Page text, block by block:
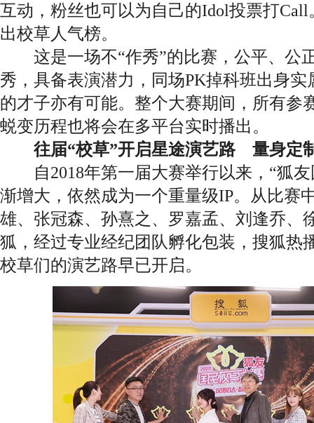
互动，粉丝也可以为自己的Idol投票打
出校草人气榜。
这是一场不“作秀”的比赛，公平、公
秀，具备表演潜力，同场PK掉科班出身
的才子亦有可能。整个大赛期间，所有参
蜕变历程也将会在多平台实时播出。
往届“校草”开启星途演艺路 量身定
自2018年第一届大赛举行以来，“狐友
渐增大，依然成为一个重量级IP。从比赛
雄、张冠森、孙熹之、罗嘉孟、刘逢乔、
狐，经过专业经纪团队孵化包装，搜狐热
校草们的演艺路早已开启。